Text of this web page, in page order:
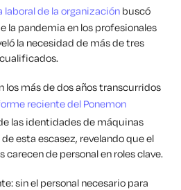
de la organización buscó
la pandemia en los profesionales
la necesidad de más de tres
los más de dos años transcurridos
reciente del Ponemon
las identidades de máquinas
esta escasez, revelando que el
carecen de personal en roles clave.
sin el personal necesario para